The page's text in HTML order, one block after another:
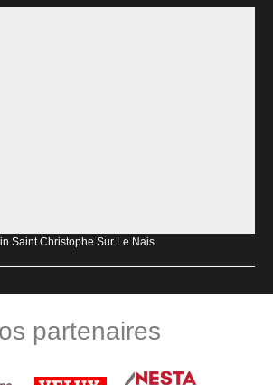
Saint Christophe Sur Le Nais
partenaires